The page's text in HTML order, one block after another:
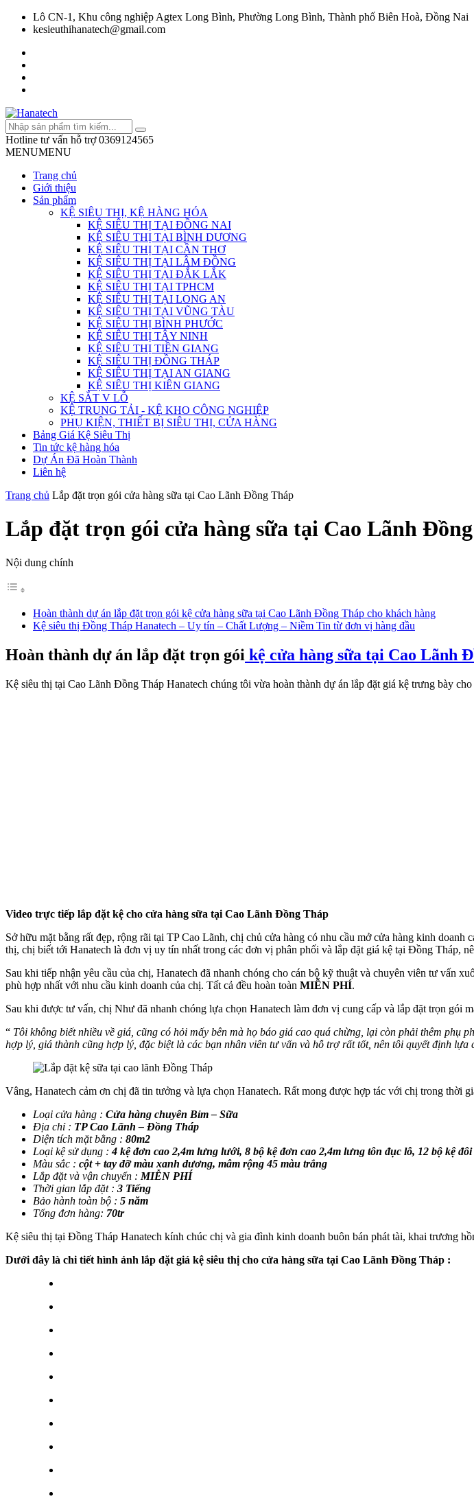
Lô CN-1, Khu công nghiệp Agtex Long Bình, Phường Long Bình, Thành phố Biên Hoà, Đồng Nai
kesieuthihanatech@gmail.com
Hotline tư vấn hỗ trợ 0369124565
MENUMENU
Trang chủ
Giới thiệu
Sản phẩm
KỆ SIÊU THỊ, KỆ HÀNG HÓA
KỆ SIÊU THỊ TẠI ĐỒNG NAI
KỆ SIÊU THỊ TẠI BÌNH DƯƠNG
KỆ SIÊU THỊ TẠI CẦN THƠ
KỆ SIÊU THỊ TẠI LÂM ĐỒNG
KỆ SIÊU THỊ TẠI ĐẮK LẮK
KỆ SIÊU THỊ TẠI TPHCM
KỆ SIÊU THỊ TẠI LONG AN
KỆ SIÊU THỊ TẠI VŨNG TÀU
KỆ SIÊU THỊ BÌNH PHƯỚC
KỆ SIÊU THỊ TÂY NINH
KỆ SIÊU THỊ TIỀN GIANG
KỆ SIÊU THỊ ĐỒNG THÁP
KỆ SIÊU THỊ TẠI AN GIANG
KỆ SIÊU THỊ KIÊN GIANG
KỆ SẮT V LỖ
KỆ TRUNG TẢI - KỆ KHO CÔNG NGHIỆP
PHỤ KIỆN, THIẾT BỊ SIÊU THỊ, CỬA HÀNG
Bảng Giá Kệ Siêu Thị
Tin tức kệ hàng hóa
Dự Án Đã Hoàn Thành
Liên hệ
Trang chủ Lắp đặt trọn gói cửa hàng sữa tại Cao Lãnh Đồng Tháp
Lắp đặt trọn gói cửa hàng sữa tại Cao Lãnh
Nội dung chính
Hoàn thành dự án lắp đặt trọn gói kệ cửa hàng sữa tại Cao Lãnh Đồng Tháp cho khách hàng
Kệ siêu thị Đồng Tháp Hanatech – Uy tín – Chất Lượng – Niềm Tin từ đơn vị hàng đầu
Hoàn thành dự án lắp đặt trọn gói kệ cửa hàng sữa tại Cao Lãnh
Kệ siêu thị tại Cao Lãnh Đồng Tháp Hanatech chúng tôi vừa hoàn thành dự án lắp đặt giá kệ trưng bày
Video trực tiếp lắp đặt kệ cho cửa hàng sữa tại Cao Lãnh Đồng Tháp
Sở hữu mặt bằng rất đẹp, rộng rãi tại TP Cao Lãnh, chị chủ cửa hàng có nhu cầu mở cửa hàng kinh
thị, chị biết tới Hanatech là đơn vị uy tín nhất trong các đơn vị phân phối và lắp đặt giá kệ tại Đồng Tháp,
Sau khi tiếp nhận yêu cầu của chị, Hanatech đã nhanh chóng cho cán bộ kỹ thuật và chuyên viên tư vấn
phù hợp nhất với nhu cầu kinh doanh của chị. Tất cả đều hoàn toàn MIỄN PHÍ.
Sau khi được tư vấn, chị Như đã nhanh chóng lựa chọn Hanatech làm đơn vị cung cấp và lắp đặt trọn gói
“ Tôi không biết nhiều về giá, cũng có hỏi mấy bên mà họ báo giá cao quá chừng, lại còn phải thêm
hợp lý, giá thành cũng hợp lý, đặc biệt là các bạn nhân viên tư vấn và hỗ trợ rất tốt, nên tôi quyết định lựa
Vâng, Hanatech cảm ơn chị đã tin tưởng và lựa chọn Hanatech. Rất mong được hợp tác với chị trong thời
Loại cửa hàng : Cửa hàng chuyên Bỉm – Sữa
Địa chỉ : TP Cao Lãnh – Đồng Tháp
Diện tích mặt bằng : 80m2
Loại kệ sử dụng :4 kệ đơn cao 2,4m lưng lưới, 8 bộ kệ đơn cao 2,4m lưng tôn đục lỗ, 12 bộ kệ
Màu sắc : cột + tay đỡ màu xanh dương, mâm rộng 45 màu trắng
Lắp đặt và vận chuyển : MIỄN PHÍ
Thời gian lắp đặt : 3 Tiếng
Bảo hành toàn bộ : 5 năm
Tổng đơn hàng: 70tr
Kệ siêu thị tại Đồng Tháp Hanatech kính chúc chị và gia đình kinh doanh buôn bán phát tài, khai trương
Dưới đây là chi tiết hình ảnh lắp đặt giá kệ siêu thị cho cửa hàng sữa tại Cao Lãnh Đồng Tháp :